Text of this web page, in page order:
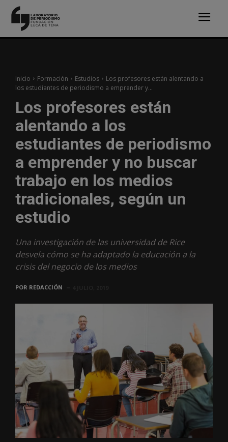
Inicio Formación Estudios
Los profesores están alentando a
los estudiantes de periodismo a emprender y...
Los profesores están
alentando a los
estudiantes de periodismo
a emprender y no buscar
trabajo en los medios
tradicionales, según un
estudio
Una investigación de las universidad de Rice
desvela cómo se ha adaptado la educación a la
crisis del negocio de los medios
POR REDACCIÓN